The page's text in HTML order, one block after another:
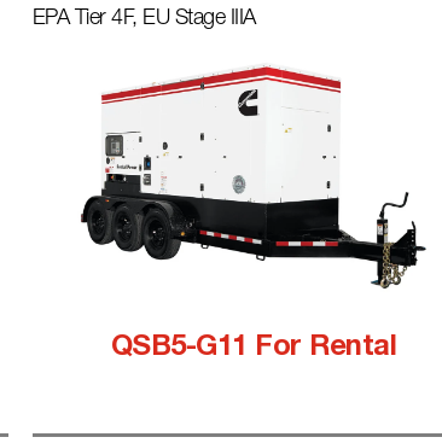
EPA Tier 4F, EU Stage IIIA
QSB5-G11 For Rental